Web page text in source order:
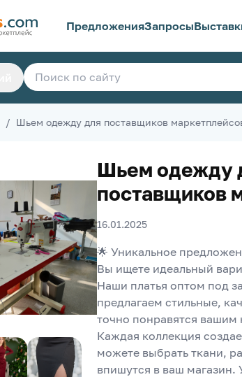
ПредложенияЗапросы
/ Шьем одежду для поставщиков
Шьем одежду
поставщиков
16.01.2025
🌟 Уникальное
Вы ищете идеальный
Наши платья оптом под
предлагаем стильные,
точно понравятся вашим
Каждая коллекция
можете выбрать ткани,
впишутся в ваш магазин.